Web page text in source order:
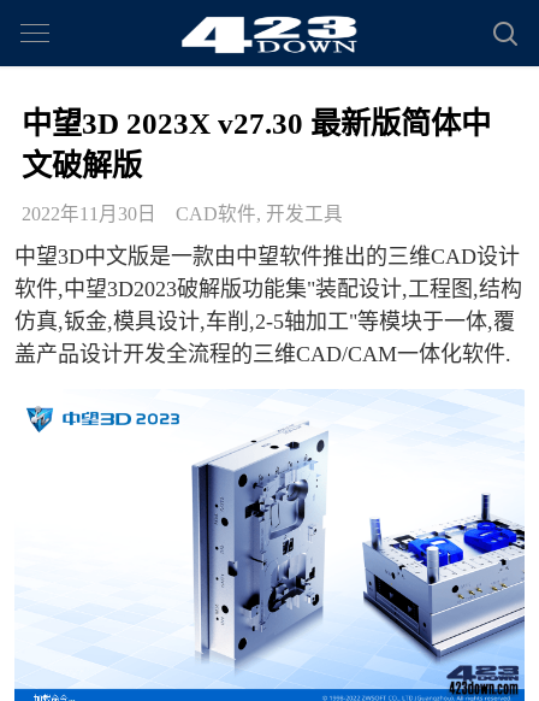
中望3D 2023X v27.30 最新版简体中
文破解版
2022年11月30日 CAD软件, 开发工具
中望3D中文版是一款由中望软件推出的三维CAD设计
软件,中望3D2023破解版功能集"装配设计,工程图,结构
仿真,钣金,模具设计,车削,2-5轴加工"等模块于一体,覆
盖产品设计开发全流程的三维CAD/CAM一体化软件.